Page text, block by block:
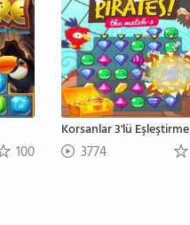
100
Korsanlar 3'lü Eşleştirme
3774